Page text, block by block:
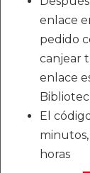
enlace
pedido
canjear
enlace
El
horas